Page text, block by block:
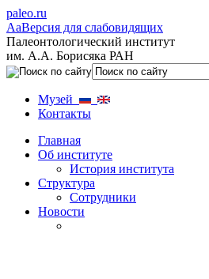
paleo.ru
AaВерсия для слабовидящих
Палеонтологический институт
им. А.А. Борисяка РАН
Музей
Контакты
Главная
Об институте
История института
Структура
Сотрудники
Новости